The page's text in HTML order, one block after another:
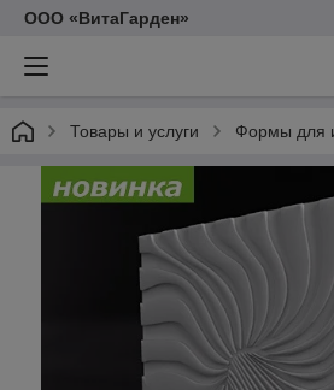
ООО «ВитаГарден»
Товары и услуги Формы для